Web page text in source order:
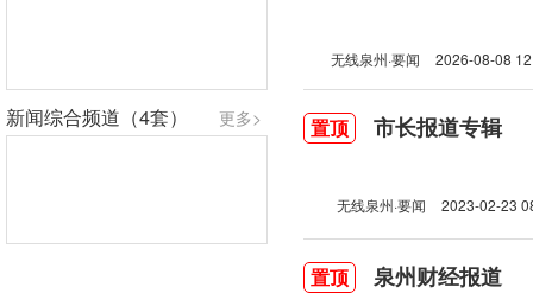
更多>
新闻综合频道（4套）
无线泉州·要闻 2026-08-08
置顶 市长报道专辑
无线泉州·要闻 2023-02-23
置顶 泉州财经报道